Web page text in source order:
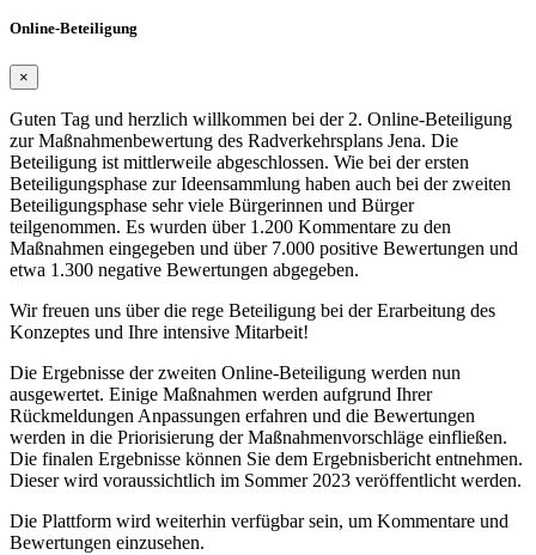
Online-Beteiligung
×
Guten Tag und herzlich willkommen bei der 2. Online-Beteiligung
zur Maßnahmenbewertung des Radverkehrsplans Jena. Die
Beteiligung ist mittlerweile abgeschlossen. Wie bei der ersten
Beteiligungsphase zur Ideensammlung haben auch bei der zweiten
Beteiligungsphase sehr viele Bürgerinnen und Bürger
teilgenommen. Es wurden über 1.200 Kommentare zu den
Maßnahmen eingegeben und über 7.000 positive Bewertungen und
etwa 1.300 negative Bewertungen abgegeben.
Wir freuen uns über die rege Beteiligung bei der Erarbeitung des
Konzeptes und Ihre intensive Mitarbeit!
Die Ergebnisse der zweiten Online-Beteiligung werden nun
ausgewertet. Einige Maßnahmen werden aufgrund Ihrer
Rückmeldungen Anpassungen erfahren und die Bewertungen
werden in die Priorisierung der Maßnahmenvorschläge einfließen.
Die finalen Ergebnisse können Sie dem Ergebnisbericht entnehmen.
Dieser wird voraussichtlich im Sommer 2023 veröffentlicht werden.
Die Plattform wird weiterhin verfügbar sein, um Kommentare und
Bewertungen einzusehen.